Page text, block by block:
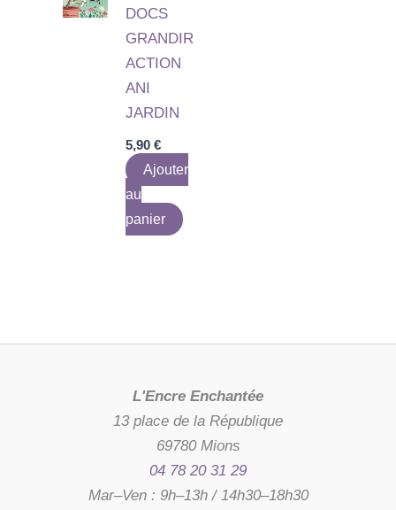
DOCS
GRANDIR
ACTION
ANI
JARDIN
5,90€
Ajouter
au
panier
L'Encre Enchantée
13 place de la République
69780 Mions
04 78 20 31 29
Mar–Ven : 9h–13h / 14h30–18h30